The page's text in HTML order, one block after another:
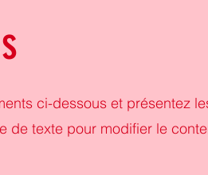
ci-dessous et présentez
de texte pour modifier le